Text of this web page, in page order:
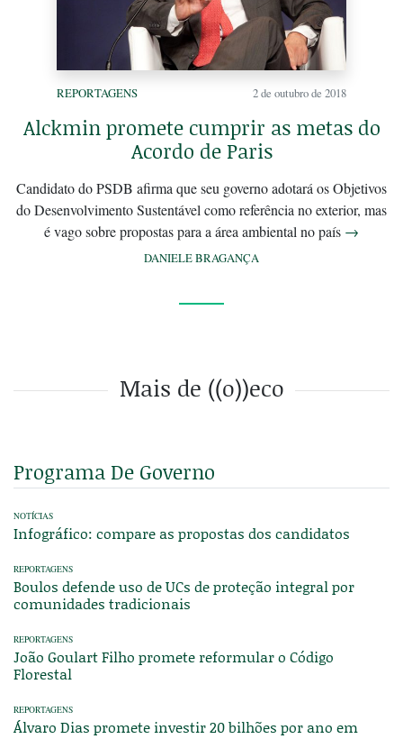
REPORTAGENS 2 de outubro de 2018
Alckmin promete cumprir as metas do
Acordo de Paris
Candidato do PSDB afirma que seu governo adotará os Objetivos
do Desenvolvimento Sustentável como referência no exterior, mas
é vago sobre propostas para a área ambiental no país →
DANIELE BRAGANÇA
Mais de ((o))eco
Programa De Governo
NOTÍCIAS
Infográfico: compare as propostas dos candidatos
REPORTAGENS
Boulos defende uso de UCs de proteção integral por
comunidades tradicionais
REPORTAGENS
João Goulart Filho promete reformular o Código
Florestal
REPORTAGENS
Álvaro Dias promete investir 20 bilhões por ano em